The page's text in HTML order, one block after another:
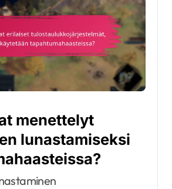
menettelyt
lunastamiseksi